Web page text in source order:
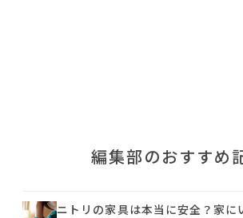
編集部のおすすめ
ニトリの家具は本当に安全？家に